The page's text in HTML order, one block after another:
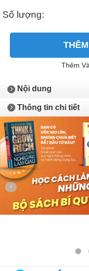
Số lượng:
Thêm
Nội dung
Thông tin chi tiết